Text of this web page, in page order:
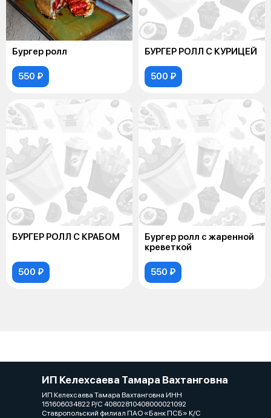
Бургер ролл
550 ₽
БУРГЕР РОЛЛ С КУРИЦЕЙ
500 ₽
БУРГЕР РОЛЛ С КРАБОМ
500 ₽
Бургер ролл с жаренной
креветкой
550 ₽
ИП Келехсаева Тамара Вахтанговна
ИП Келехсаева Тамара Вахтанговна ИНН
151606034822 Р/С 40802810408000021092
Ставропольский филиал ПАО «Банк ПСБ» К/С